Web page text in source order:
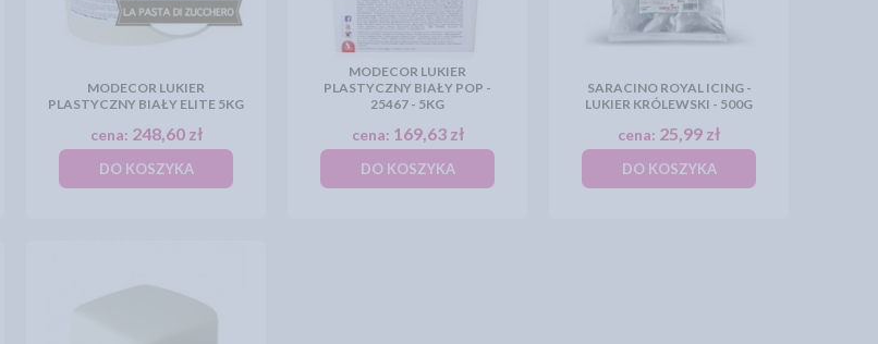
MODECOR LUKIER
PLASTYCZNY BIAŁY ELITE 5KG
cena: 248,60 zł
DO KOSZYKA
MODECOR LUKIER
PLASTYCZNY BIAŁY POP -
25467 - 5KG
cena: 169,63 zł
DO KOSZYKA
SARACINO ROYAL ICING -
LUKIER KRÓLEWSKI - 500G
cena: 25,99 zł
DO KOSZYKA